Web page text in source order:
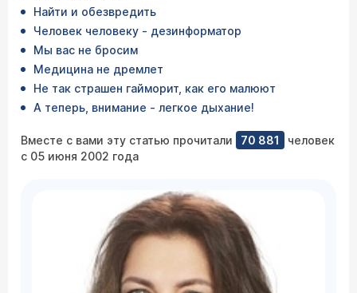
Найти и обезвредить
Человек человеку - дезинформатор
Мы вас не бросим
Медицина не дремлет
Не так страшен гайморит, как его малюют
А теперь, внимание - легкое дыхание!
Вместе с вами эту статью прочитали 70 881
человек
с 05 июня 2002 года